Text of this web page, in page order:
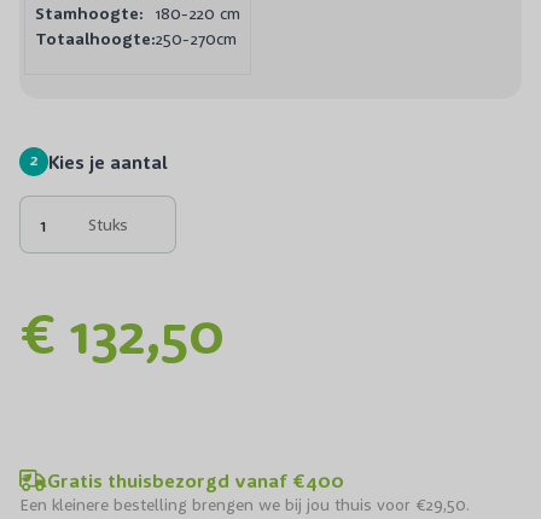
Stamhoogte:
180-220 cm
Totaalhoogte:250-270cm
2 Kies je aantal
Stuks
€ 132,50
Gratis thuisbezorgd vanaf €400
Een kleinere bestelling brengen we bij jou thuis voor €29,50.